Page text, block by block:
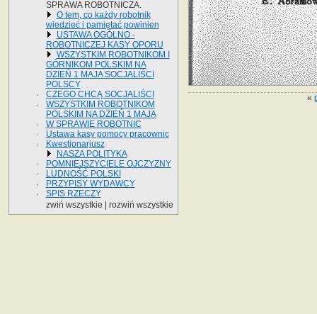
«
SPRAWA ROBOTNICZA.
O tem, co każdy robotnik
wiedzieć i pamiętać powinien
USTAWA OGÓLNO -
ROBOTNICZEJ KASY OPORU
WSZYSTKIM ROBOTNIKOM I
GÓRNIKOM POLSKIM NA
DZIEŃ 1 MAJA SOCJALIŚCI
POLSCY
CZEGO CHCĄ SOCJALIŚCI
WSZYSTKIM ROBOTNIKOM
POLSKIM NA DZIEŃ 1 MAJA
W SPRAWIE ROBOTNIC
Ustawa kasy pomocy pracownic
Kwestjonarjusz
NASZA POLITYKA
POMNIEJSZYCIELE OJCZYZNY
LUDNOŚĆ POLSKI
PRZYPISY WYDAWCY
SPIS RZECZY
zwiń wszystkie | rozwiń wszystkie